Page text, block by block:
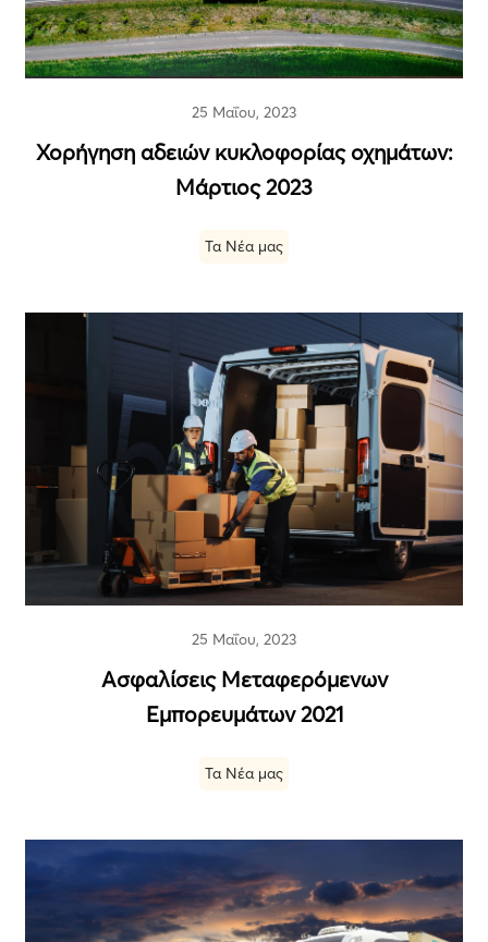
25 Μαΐου, 2023
Χορήγηση αδειών κυκλοφορίας οχημάτων:
Μάρτιος 2023
Τα Νέα μας
25 Μαΐου, 2023
Ασφαλίσεις Μεταφερόμενων
Εμπορευμάτων 2021
Τα Νέα μας